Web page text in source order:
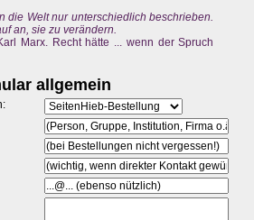
die Welt nur unterschiedlich beschrieben.
an, sie zu verändern.
Marx. Recht hätte ... wenn der Spruch